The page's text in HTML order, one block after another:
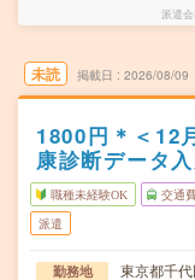
派遣会
未読 掲載日 2026/08/09
1800円＊＜12
康診断データ
職種未経験OK 交通
派遣
勤務地
東京都千